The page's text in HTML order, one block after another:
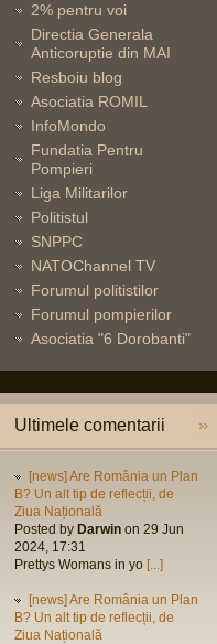
2% pentru voi
Directia Generala
Anticoruptie din MAI
Resboiu blog
Asociatia ROMIL
InfoMondo
Fundatia Pentru
Pompieri
Liga Militarilor
Politistul
SNPPC
NATOChannel TV
Forumul politistilor
Forumul pompierilor
Asociatia "6 Dorobanti"
Ultimele comentarii
[news] Are România un Plan
B? Un alt tip de reflecții, de
Ziua Națională
Posted by Darwin on 29 Jun
2024, 17:31
Prettys Womans in yo [...]
[news] Are România un Plan
B? Un alt tip de reflecții, de
Ziua Națională